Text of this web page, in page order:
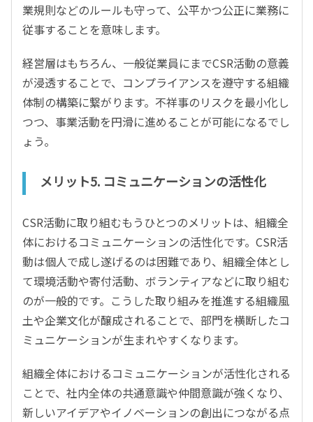
業規則などのルールも守って、公平かつ公正に業務に
従事することを意味します。
経営層はもちろん、一般従業員にまでCSR活動の意義
が浸透することで、コンプライアンスを遵守する組織
体制の構築に繋がります。不祥事のリスクを最小化し
つつ、事業活動を円滑に進めることが可能になるでし
ょう。
メリット5. コミュニケーションの活性化
CSR活動に取り組むもうひとつのメリットは、組織全
体におけるコミュニケーションの活性化です。CSR活
動は個人で成し遂げるのは困難であり、組織全体とし
て環境活動や寄付活動、ボランティアなどに取り組む
のが一般的です。こうした取り組みを推進する組織風
土や企業文化が醸成されることで、部門を横断したコ
ミュニケーションが生まれやすくなります。
組織全体におけるコミュニケーションが活性化される
ことで、社内全体の共通意識や仲間意識が強くなり、
新しいアイデアやイノベーションの創出につながる点